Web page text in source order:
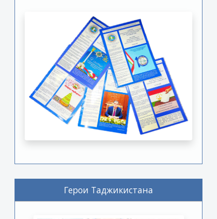
Герои Таджикистана